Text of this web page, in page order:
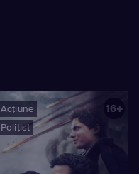
Acțiune
Polițist
16+